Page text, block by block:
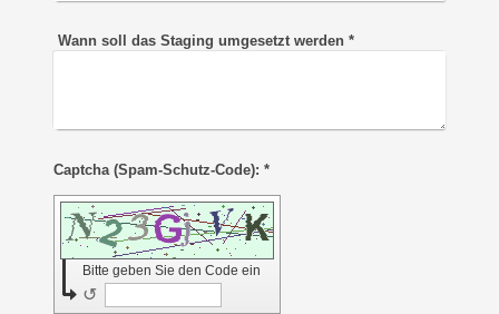
Wann soll das Staging umgesetzt werden*
Captcha (Spam-Schutz-Code): *
Bitte geben Sie den Code ein
↺